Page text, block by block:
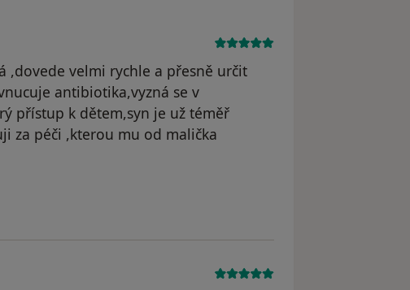
,dovede velmi rychle a přesně určit
antibiotika,vyzná se v
přístup k dětem,syn je už téměř
za péči ,kterou mu od malička
účet byl odstraněn